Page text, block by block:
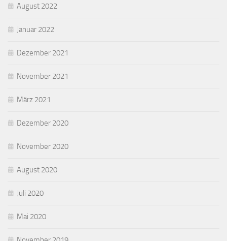
August 2022
Januar 2022
Dezember 2021
November 2021
März 2021
Dezember 2020
November 2020
August 2020
Juli 2020
Mai 2020